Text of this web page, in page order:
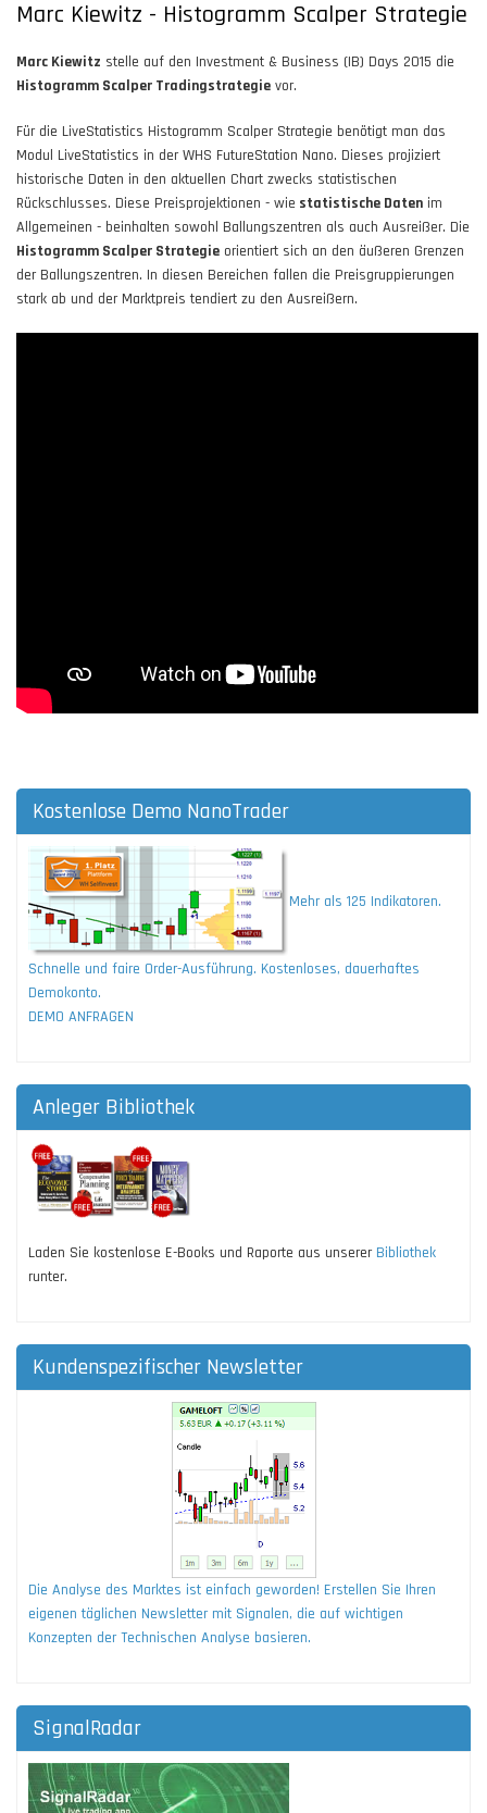
Marc Kiewitz - Histogramm Scalper Strategie
Marc Kiewitz stelle auf den Investment & Business (IB) Days 2015 die
Histogramm Scalper Tradingstrategie vor.
Für die LiveStatistics Histogramm Scalper Strategie benötigt man das
Modul LiveStatistics in der WHS FutureStation Nano. Dieses projiziert
historische Daten in den aktuellen Chart zwecks statistischen
Rückschlusses. Diese Preisprojektionen - wie statistische Daten im
Allgemeinen - beinhalten sowohl Ballungszentren als auch Ausreißer. Die
Histogramm Scalper Strategie orientiert sich an den äußeren Grenzen
der Ballungszentren. In diesen Bereichen fallen die Preisgruppierungen
stark ab und der Marktpreis tendiert zu den Ausreißern.
Kostenlose Demo NanoTrader
Mehr als 125 Indikatoren.
Schnelle und faire Order-Ausführung. Kostenloses, dauerhaftes
Demokonto.
DEMO ANFRAGEN
Anleger Bibliothek
Laden Sie kostenlose E-Books und Raporte aus unserer Bibliothek
runter.
Kundenspezifischer Newsletter
Die Analyse des Marktes ist einfach geworden! Erstellen Sie Ihren
eigenen täglichen Newsletter mit Signalen, die auf wichtigen
Konzepten der Technischen Analyse basieren.
SignalRadar